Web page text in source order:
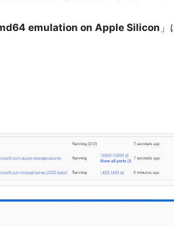
emulation on Apple Silicon